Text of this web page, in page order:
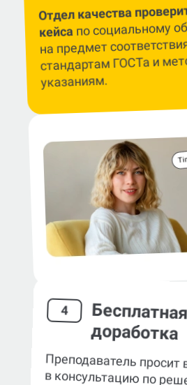
Отдел качества
кейса по социальному
на предмет
стандартам ГОСТа и
указаниям.
4 Бесплатная
доработка
Преподаватель просит
в консультацию по